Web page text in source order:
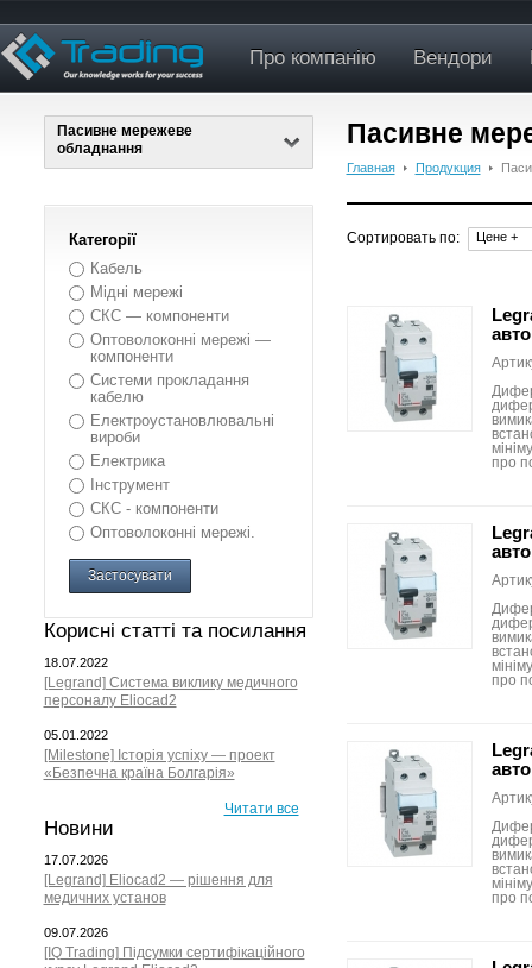
Про компанію Вендори
Пасивне мережеве
обладнання
Категорії
Кабель
Мідні мережі
СКС — компоненти
Оптоволоконні мережі —
компоненти
Системи прокладання
кабелю
Електроустановлювальні
вироби
Електрика
Інструмент
СКС - компоненти
Оптоволоконні мережі.
Застосувати
Корисні статті та посилання
18.07.2022
[Legrand] Система виклику медичного
персоналу Eliocad2
05.01.2022
[Milestone] Історія успіху — проект
«Безпечна країна Болгарія»
Читати все
Новини
17.07.2026
[Legrand] Eliocad2 — рішення для
медичних установ
09.07.2026
[IQ Trading] Підсумки сертифікаційного
Пасивне
Главная Продукция
Сортировать по: Цене +
про
про
про